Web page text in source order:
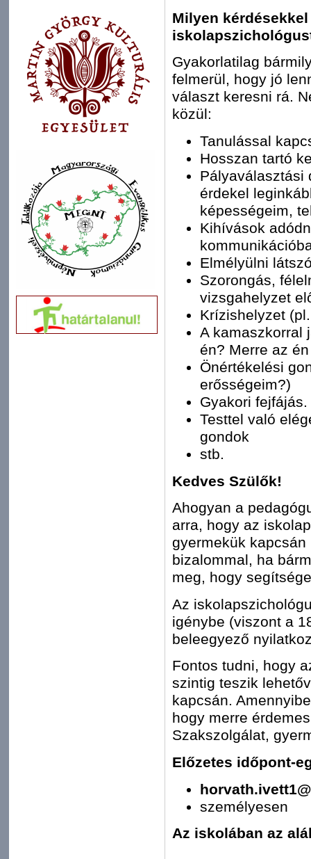
Milyen
Gyakorlatilag
felmerül, hogy jó
választ keresni rá.
közül:
Tanulással
Hosszan tartó
Pályaválasztási
érdekel
képességeim,
Kihívások
Elmélyülni
Szorongás,
vizsgahelyzet
Krízishelyzet
A kamaszkorral
én? Merre az
Önértékelési
erősségeim?)
Gyakori
Testtel való
gondok
stb.
Kedves Szülők!
Ahogyan a
arra, hogy az
gyermekük
bizalommal, ha
meg, hogy
Az
igénybe (viszont a
beleegyező
Fontos tudni, hogy
szintig teszik
kapcsán.
hogy merre
Szakszolgálat,
Előzetes időpont-
személyesen
Az iskolában az